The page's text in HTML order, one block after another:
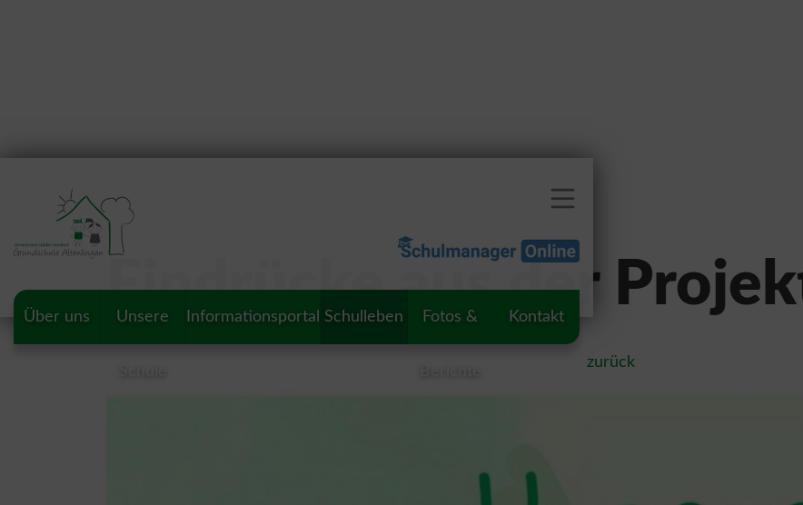
Über uns Unsere Informationsportal Schulleben Fotos & Kontakt
Eindrücke aus der
zurück